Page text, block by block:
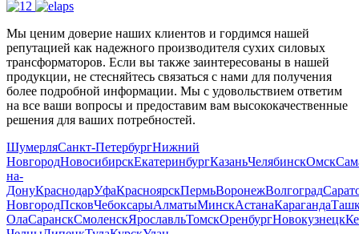
Мы ценим доверие наших клиентов и гордимся нашей
репутацией как надежного производителя сухих силовых
трансформаторов. Если вы также заинтересованы в нашей
продукции, не стесняйтесь связаться с нами для получения
более подробной информации. Мы с удовольствием ответим
на все ваши вопросы и предоставим вам высококачественные
решения для ваших потребностей.
ШумерляСанкт-ПетербургНижний
НовгородНовосибирскЕкатеринбургКазаньЧелябинскОмск
на-
ДонуКраснодарУфаКрасноярскПермьВоронежВолгоград
НовгородПсковЧебоксарыАлматыМинскАстанаКараганда
ОлаСаранскСмоленскЯрославльТомскОренбургНовокузнецк